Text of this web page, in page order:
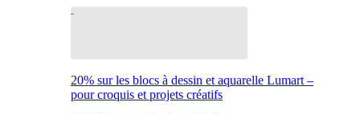
20% sur les blocs à dessin et aquarelle Lumart –
pour croquis et projets créatifs